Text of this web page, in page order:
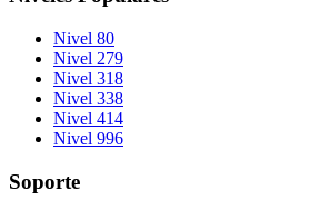
Nivel 80
Nivel 279
Nivel 318
Nivel 338
Nivel 414
Nivel 996
Soporte